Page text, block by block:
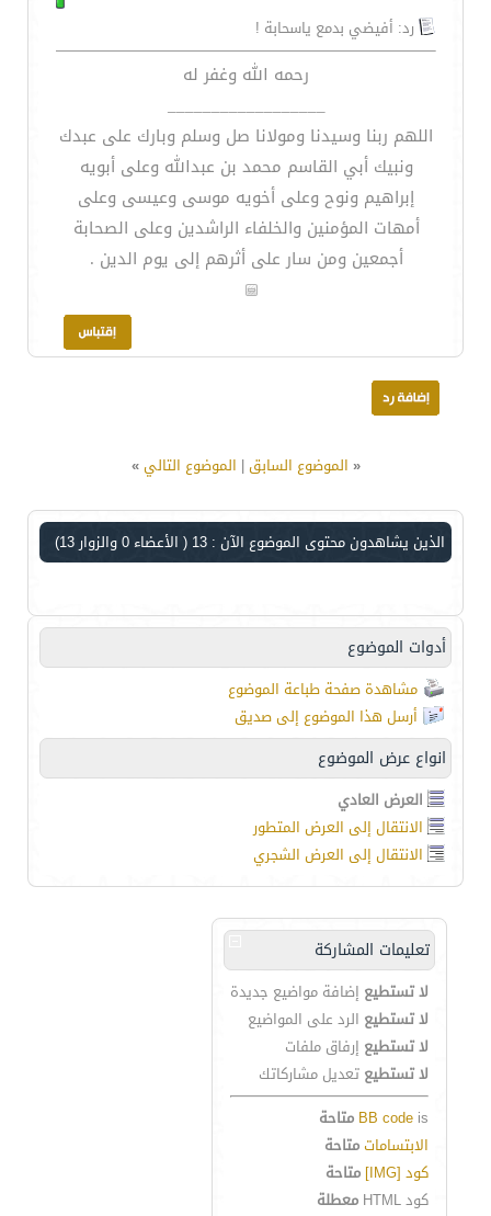
رد: أفيضي بدمع ياسحابة !
رحمه الله وغفر له
__________________
اللهم ربنا وسيدنا ومولانا صل وسلم وبارك على عبدك
ونبيك أبي القاسم محمد بن عبدالله وعلى أبويه
إبراهيم ونوح وعلى أخويه موسى وعيسى وعلى
أمهات المؤمنين والخلفاء الراشدين وعلى الصحابة
أجمعين ومن سار على أثرهم إلى يوم الدين .
« الموضوع السابق| الموضوع التالي»
الذين يشاهدون محتوى الموضوع الآن : 13 ( الأعضاء 0 والزوار 13)
أدوات الموضوع
مشاهدة صفحة طباعة الموضوع
أرسل هذا الموضوع إلى صديق
انواع عرض الموضوع
العرض العادي
الانتقال إلى العرض المتطور
الانتقال إلى العرض الشجري
تعليمات المشاركة
لا تستطيع إضافة مواضيع جديدة
لا تستطيع الرد على المواضيع
لا تستطيع إرفاق ملفات
لا تستطيع تعديل مشاركاتك
BB code is
متاحة
الابتساماتمتاحة
كود [IMG]
متاحة
كود HTML
معطلة